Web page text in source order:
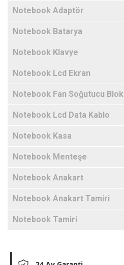
Notebook Adaptör
Notebook Batarya
Notebook Klavye
Notebook Lcd Ekran
Notebook Fan Soğutucu Blok
Notebook Lcd Data Kablo
Notebook Kasa
Notebook Menteşe
Notebook Anakart
Notebook Anakart Tamiri
Notebook Tamiri